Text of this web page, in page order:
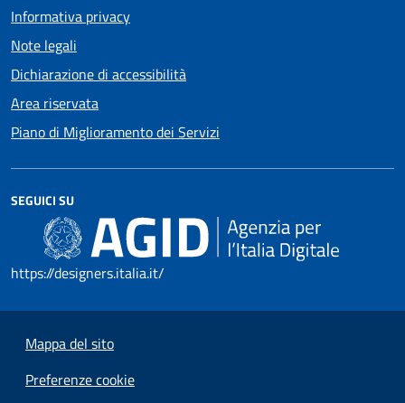
Informativa privacy
Note legali
Dichiarazione di accessibilità
Area riservata
Piano di Miglioramento dei Servizi
SEGUICI SU
https://designers.italia.it/
Mappa del sito
Preferenze cookie